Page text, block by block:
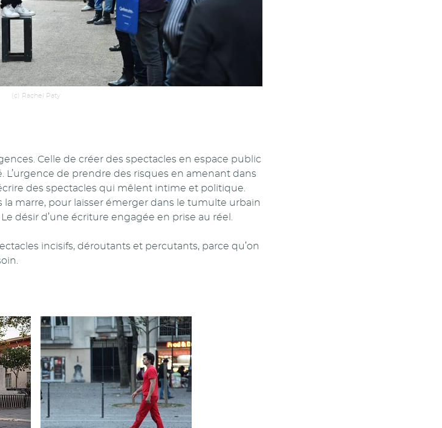
(c) Rachel Paty
Celle de créer des spectacles en espace public
L’urgence de prendre des risques en amenant dans
des spectacles qui mêlent intime et politique.
la marre, pour laisser émerger dans le tumulte urbain
désir d’une écriture engagée en prise au réel.
incisifs, déroutants et percutants, parce qu’on